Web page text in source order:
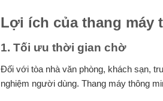
Lợi ích của thang máy
1. Tối ưu thời gian chờ
Đối với tòa nhà văn phòng, khách sạn,
nghiệm người dùng. Thang máy thông